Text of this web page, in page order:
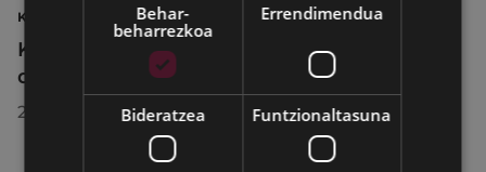
KIROLAK
Kirol-instalazioetako ordutegiak egokitu
dira abuztuan, hobekuntza-lanak egiteko
2026/07/29
Behar-
beharrezkoa
Errendimendua
Bideratzea Funtzionaltasuna